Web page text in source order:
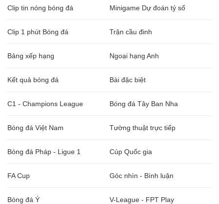
Clip tin nóng bóng đá Minigame Dự đoán tỷ số
Clip 1 phút Bóng đá Trận cầu đinh
Bảng xếp hạng Ngoại hạng Anh
Kết quả bóng đá Bài đặc biệt
C1 - Champions League Bóng đá Tây Ban Nha
Bóng đá Việt Nam Tường thuật trực tiếp
Bóng đá Pháp - Ligue 1 Cúp Quốc gia
FA Cup Góc nhìn - Bình luận
Bóng đá Ý V-League - FPT Play